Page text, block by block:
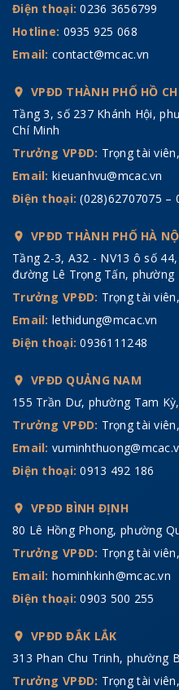
Điện thoại:0236 3656799
Hotline: 0935 925 068
Email: contact@mcac.vn
VPĐD THÀNH PHỐ HỒ
Tầng 3, số 237 Khánh Hội,
Chí Minh
Trưởng VPĐD: Trọng tài
Email: kieuanhvu@mcac.vn
Điện thoại:(028)62707075 –
VPĐD THÀNH PHỐ HÀ
Tầng 2-3, A32 - NV13 ô số
đường Lê Trọng Tấn, phường
Trưởng VPĐD: Trọng tài
Email: lethidung@mcac.vn
Điện thoại:0936111248
VPĐD QUẢNG NAM
155 Trần Dư, phường Tam
Trưởng VPĐD: Trọng tài
Email:
Điện thoại:0913 492 186
VPĐD BÌNH ĐỊNH
80 Lê Hồng Phong, phường
Trưởng VPĐD: Trọng tài
Email: hominhkinh@mcac.vn
Điện thoại:0903 500 255
VPĐD ĐẮK LẮK
313 Phan Chu Trinh, phường
Trưởng VPĐD: Trọng tài